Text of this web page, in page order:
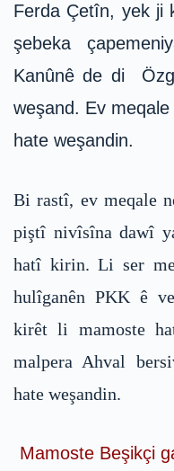
Ferda Çetîn, yek ji
şebeka
Kanûnê de di
weşand. Ev
hate weşandin.
Bi rastî, ev meqale
piştî nivîsîna dawî
hatî kirin. Li ser
hulîganên PKK ê
kirêt li mamoste
malpera Ahval
hate weşandin.
Mamoste Beşikçi